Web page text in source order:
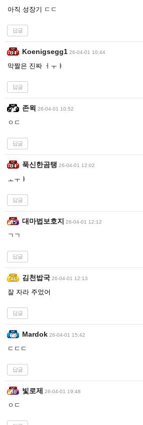
아직 성장기 ㄷㄷ
답글
Koenigsegg1 26-04-01 10:44
막짤은 진짜 ㅓㅜㅑ
답글
존윅 26-04-01 10:52
ㅇㄷ
답글
푹신한곰탱 26-04-01 12:02
ㅗㅜㅑ
답글
대마법보호지 26-04-01 12:12
ㄱㄱ
답글
김천밥국 26-04-01 12:13
잘 자라 주었어
답글
Mardok 26-04-01 15:42
ㄷㄷㄷ
답글
빛로제 26-04-01 19:48
ㅇㄷ